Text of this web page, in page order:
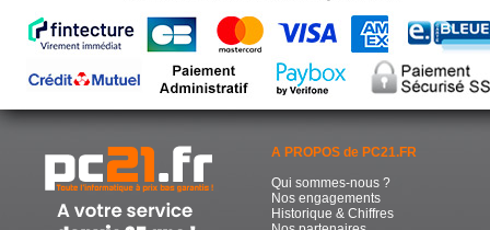
A PROPOS de PC21.FR
Qui sommes-nous ?
Nos engagements
Historique & Chiffres